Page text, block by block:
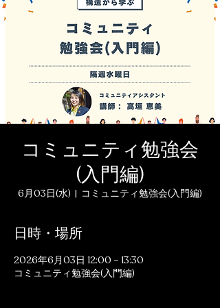
コミュニティ勉強会
(入門編)
6月03日(水)
  |
コミュニティ勉強会(入門編)
日時・場所
2026年6月03日 12:00 – 13:30
コミュニティ勉強会(入門編)